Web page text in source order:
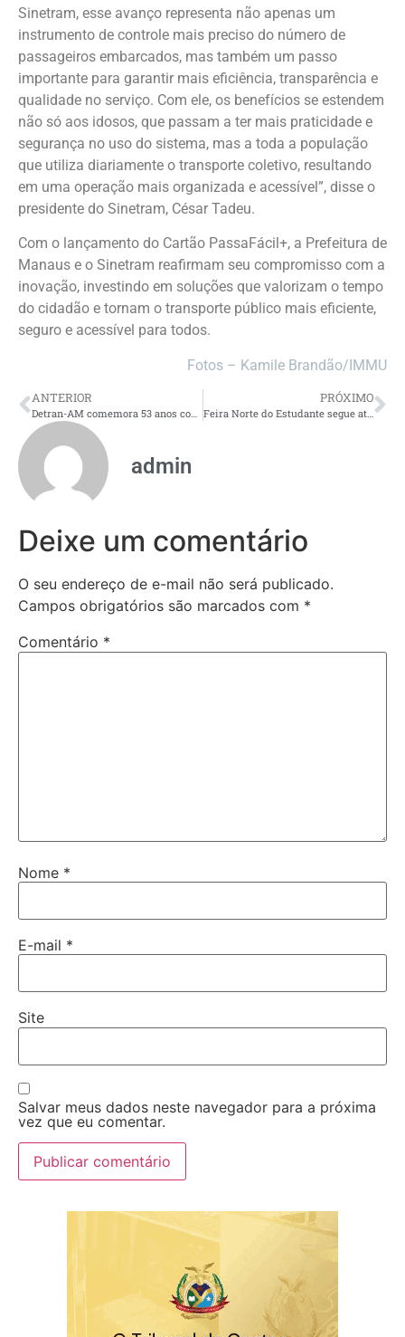
Sinetram, esse avanço representa não apenas um
instrumento de controle mais preciso do número de
passageiros embarcados, mas também um passo
importante para garantir mais eficiência, transparência e
qualidade no serviço. Com ele, os benefícios se estendem
não só aos idosos, que passam a ter mais praticidade e
segurança no uso do sistema, mas a toda a população
que utiliza diariamente o transporte coletivo, resultando
em uma operação mais organizada e acessível”, disse o
presidente do Sinetram, César Tadeu.
Com o lançamento do Cartão PassaFácil+, a Prefeitura de
Manaus e o Sinetram reafirmam seu compromisso com a
inovação, investindo em soluções que valorizam o tempo
do cidadão e tornam o transporte público mais eficiente,
seguro e acessível para todos.
Fotos – Kamile Brandão/IMMU
ANTERIOR
Detran-AM comemora 53 anos com ações educativas durante a Semana Nacional de Trânsito
PRÓXIMO
Feira Norte do Estudante segue até sexta com programação gratuita sobre profissões do futuro
admin
Deixe um comentário
O seu endereço de e-mail não será publicado.
Campos obrigatórios são marcados com *
Comentário *
Nome *
E-mail *
Site
Salvar meus dados neste navegador para a próxima
vez que eu comentar.